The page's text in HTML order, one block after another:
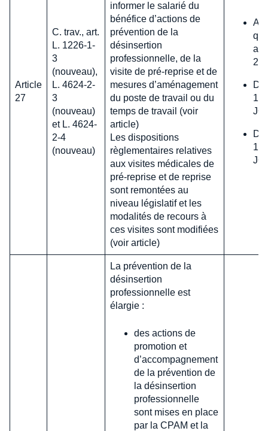
Article
27
C. trav., art.
L. 1226-1-
3
(nouveau),
L. 4624-2-
3
(nouveau)
et L. 4624-
2-4
(nouveau)
informer le salarié du
bénéfice d’actions de
prévention de la
désinsertion
professionnelle, de la
visite de pré-reprise et de
mesures d’aménagement
du poste de travail ou du
temps de travail (voir
article)
Les dispositions
règlementaires relatives
aux visites médicales de
pré-reprise et de reprise
sont remontées au
niveau législatif et les
modalités de recours à
ces visites sont modifiées
(voir article)
qui
D.
16
D.
16
La prévention de la
désinsertion
professionnelle est
élargie :
des actions de
promotion et
d’accompagnement
de la prévention de
la désinsertion
professionnelle
sont mises en place
par la CPAM et la